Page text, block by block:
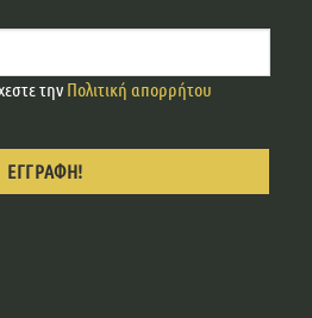
την Πολιτική απορρήτου